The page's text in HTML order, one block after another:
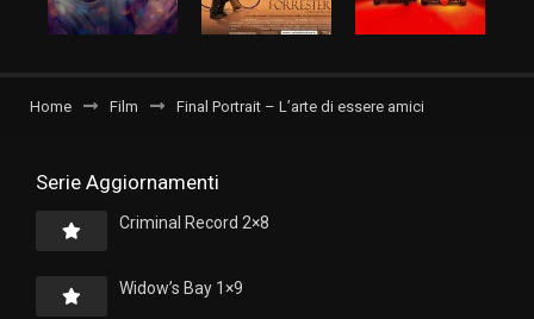
Home Film Final Portrait – L’arte di essere amici
Serie Aggiornamenti
Criminal Record 2×8
Widow’s Bay 1×9